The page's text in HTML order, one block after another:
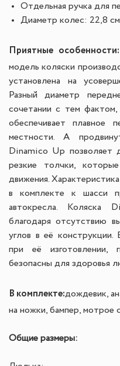
Отдельная ручка для
Диаметр колес: 22,8
Приятные особенности:
модель коляски
установлена на
Разный диаметр
сочетании с тем
обеспечивает плавное
местности. А
Dinamico Up позволяет
резкие толчки,
движения.
в комплекте к шасси
автокресла. Коляска
благодаря отсутствию
углов в её конструкции.
при её изготовлении,
безопасны для здоровья
В комплекте:дождевик,
на ножки, бампер, мотрое
Общие размеры: